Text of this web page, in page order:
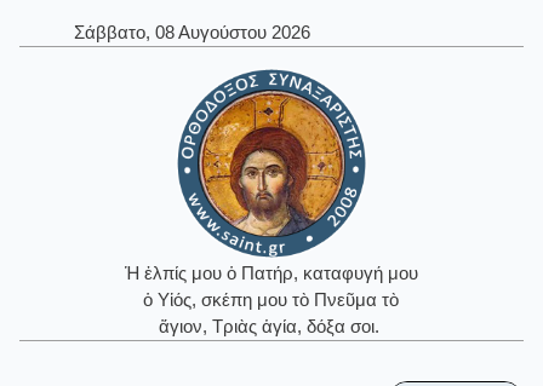
Σάββατο, 08 Αυγούστου 2026
Ἡ ἐλπίς μου ὁ Πατήρ, καταφυγή μου
ὁ Υἱός, σκέπη μου τὸ Πνεῦμα τὸ
ἅγιον, Τριὰς ἁγία, δόξα σοι.